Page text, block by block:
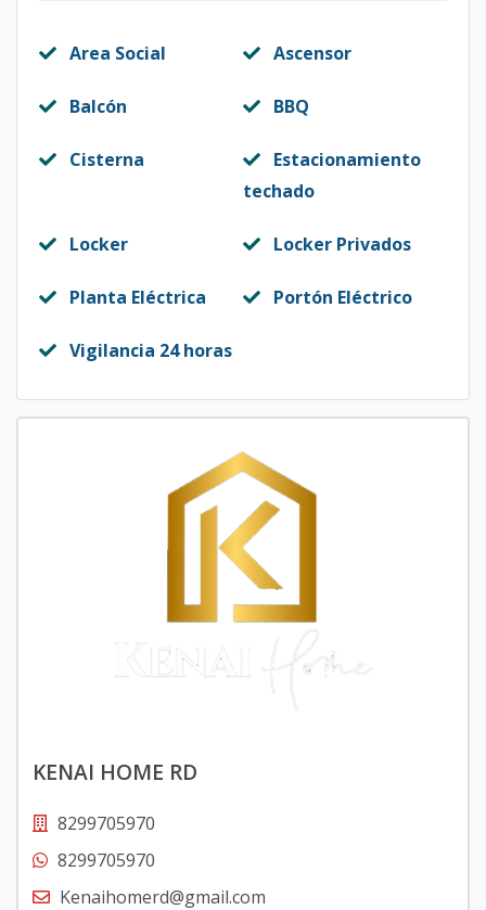
Area Social Ascensor
Balcón BBQ
Cisterna
Estacionamiento
techado
Locker Locker Privados
Planta Eléctrica Portón Eléctrico
Vigilancia 24 horas
KENAI HOME RD
8299705970
8299705970
Kenaihomerd@gmail.com